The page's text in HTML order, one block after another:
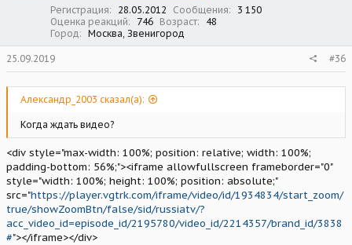
Регистрация 28.05.2012 Сообщения
3 150
Оценка реакций
746 Возраст
48
Город
Москва, Звенигород
25.09.2019 #36
Александр_2003 сказал(а):
Когда ждать видео?
<div style="max-width: 100%; position: relative; width: 100%;
padding-bottom: 56%;"><iframe allowfullscreen frameborder="0"
style="width: 100%; height: 100%; position: absolute;"
src="https://player.vgtrk.com/iframe/video/id/1934834/start_zoom/
true/showZoomBtn/false/sid/russiatv/?
acc_video_id=episode_id/2195780/video_id/2214357/brand_id/3838
#"></iframe></div>